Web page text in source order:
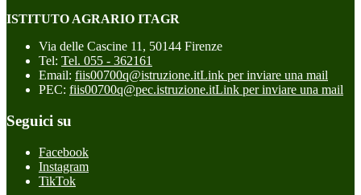
ISTITUTO AGRARIO ITAGR
Via delle Cascine 11, 50144 Firenze
Tel: Tel. 055 - 362161
Email: fiis00700q@istruzione.itLink per inviare una mail
PEC: fiis00700q@pec.istruzione.itLink per inviare una mail
Seguici su
Facebook
Instagram
TikTok